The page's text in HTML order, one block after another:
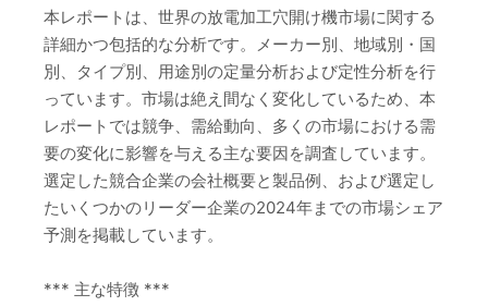
本レポートは、世界の放電加工穴開け機市場に関する
詳細かつ包括的な分析です。メーカー別、地域別・国
別、タイプ別、用途別の定量分析および定性分析を行
っています。市場は絶え間なく変化しているため、本
レポートでは競争、需給動向、多くの市場における需
要の変化に影響を与える主な要因を調査しています。
選定した競合企業の会社概要と製品例、および選定し
たいくつかのリーダー企業の2024年までの市場シェア
予測を掲載しています。
*** 主な特徴 ***